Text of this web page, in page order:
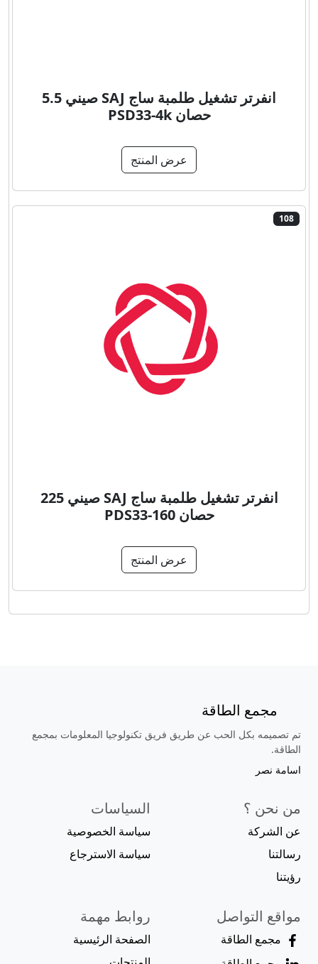
انفرتر تشغيل طلمبة ساج SAJ صيني 5.5
حصان PSD33-4k
عرض المنتج
108
انفرتر تشغيل طلمبة ساج SAJ صيني 225
حصان PDS33-160
عرض المنتج
مجمع الطاقة
تم تصميمه بكل الحب عن طريق فريق تكنولوجيا المعلومات بمجمع
الطاقة.
اسامة نصر
من نحن ؟
عن الشركة
رسالتنا
رؤيتنا
السياسات
سياسة الخصوصية
سياسة الاسترجاع
مواقع التواصل
مجمع الطاقة
روابط مهمة
الصفحة الرئيسية